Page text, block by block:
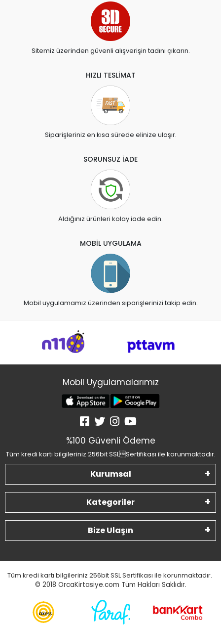
Sitemiz üzerinden güvenli alışverişin tadını çıkarın.
HIZLI TESLİMAT
Siparişleriniz en kısa sürede elinize ulaşır.
SORUNSUZ İADE
Aldığınız ürünleri kolay iade edin.
MOBİL UYGULAMA
Mobil uygulamamız üzerinden siparişlerinizi takip edin.
Mobil Uygulamalarımız
%100 Güvenli Ödeme
Tüm kredi kartı bilgileriniz 256bit SSLSertifikası ile korunmaktadır.
Kurumsal
Kategoriler
Bize Ulaşın
Tüm kredi kartı bilgileriniz 256bit SSL Sertifikası ile korunmaktadır.
© 2018 OrcaKirtasiye.com Tüm Hakları Saklıdır.